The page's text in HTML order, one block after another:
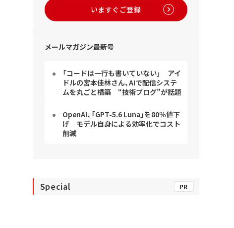
いますぐご登録
メールマガジン最新号
「コードは一行も書いていない」 アイ
ドルの宮本佳林さん、AIで配信システ
ムを丸ごと構築 “技術ブログ”が話題
OpenAI、「GPT-5.6 Luna」を80％値下
げ モデル自身による効率化でコスト
削減
Special PR